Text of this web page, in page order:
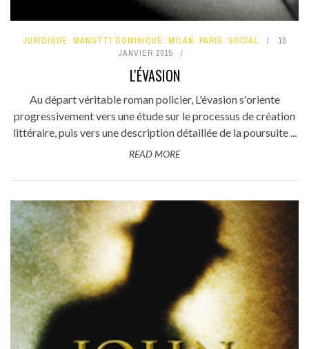
JURIDIQUE, MANOTTI DOMINIQUE, MILAN, PARIS, SOCIAL
10
JANVIER 2015
L'ÉVASION
Au départ véritable roman policier, L'évasion s'oriente
progressivement vers une étude sur le processus de création
littéraire, puis vers une description détaillée de la poursuite ...
READ MORE